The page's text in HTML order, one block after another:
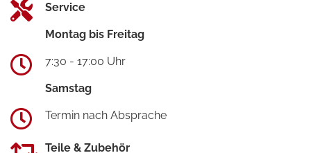
Service
Montag bis Freitag
7:30 - 17:00 Uhr
Samstag
Termin nach Absprache
Teile & Zubehör